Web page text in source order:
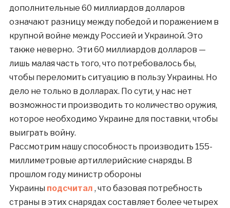
дополнительные 60 миллиардов долларов
означают разницу между победой и поражением в
крупной войне между Россией и Украиной. Это
также неверно. Эти 60 миллиардов долларов —
лишь малая часть того, что потребовалось бы,
чтобы переломить ситуацию в пользу Украины. Но
дело не только в долларах. По сути, у нас нет
возможности производить то количество оружия,
которое необходимо Украине для поставки, чтобы
выиграть войну.
Рассмотрим нашу способность производить 155-
миллиметровые артиллерийские снаряды. В
прошлом году министр обороны
Украины подсчитал , что базовая потребность
страны в этих снарядах составляет более четырех